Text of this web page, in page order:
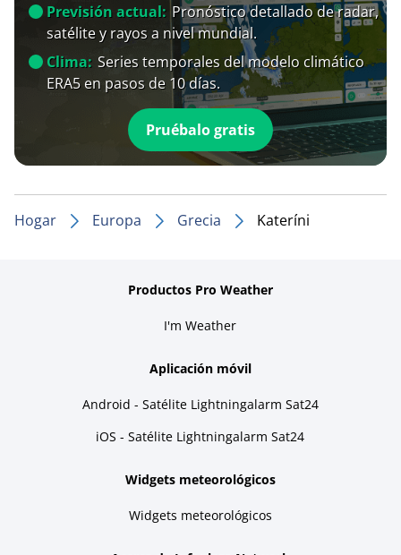
Previsión actual: Pronóstico detallado de radar,
satélite y rayos a nivel mundial.
Clima: Series temporales del modelo climático
ERA5 en pasos de 10 días.
Pruébalo gratis
Hogar Europa Grecia Kateríni
Productos Pro Weather
I'm Weather
Aplicación móvil
Android - Satélite Lightningalarm Sat24
iOS - Satélite Lightningalarm Sat24
Widgets meteorológicos
Widgets meteorológicos